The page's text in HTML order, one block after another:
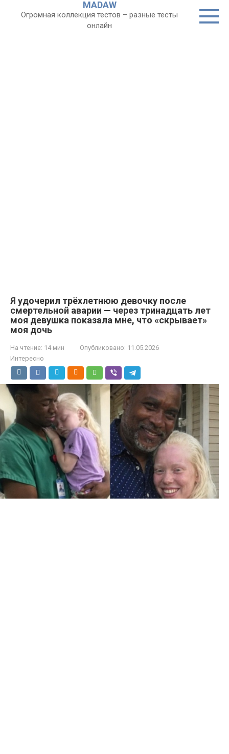
MADAW
Огромная коллекция тестов – разные тесты
онлайн
Я удочерил трёхлетнюю девочку после
смертельной аварии — через тринадцать лет
моя девушка показала мне, что «скрывает»
моя дочь
На чтение: 14 мин Опубликовано: 11.05.2026
Интересно